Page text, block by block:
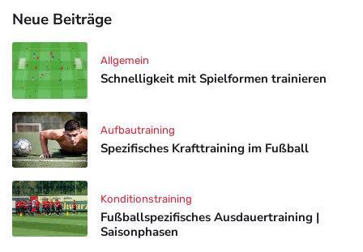
Neue Beiträge
Schnelligkeit mit Spielformen trainieren
Allgemein
Spezifisches Krafttraining im Fußball
Aufbautraining
Fußballspezifisches Ausdauertraining |
Saisonphasen
Konditionstraining